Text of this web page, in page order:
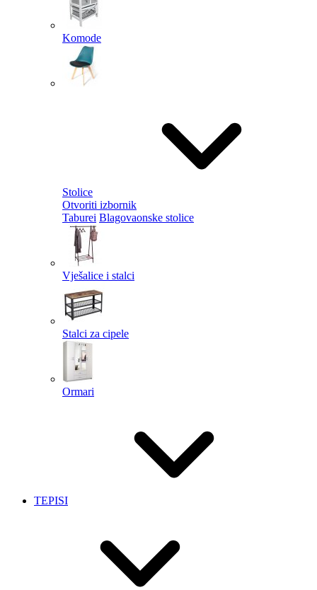
Komode
Stolice
Otvoriti izbornik
Taburei Blagovaonske stolice
Vješalice i stalci
Stalci za cipele
Ormari
TEPISI